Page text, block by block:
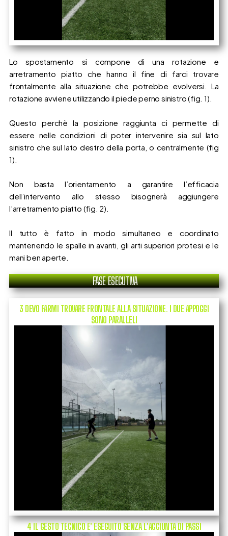
Lo spostamento si compone di una rotazione e
arretramento piatto che hanno il fine di farci trovare
frontalmente alla situazione che potrebbe evolversi. La
rotazione avviene utilizzando il piede perno sinistro (fig. 1).
Questo perchè la posizione raggiunta ci permette di
essere nelle condizioni di poter intervenire sia sul lato
sinistro che sul lato destro della porta, o centralmente (fig
1).
Non basta l’orientamento a garantire l’efficacia
dell’intervento allo stesso bisognerà aggiungere
l’arretramento piatto (fig. 2).
Il tutto è fatto in modo simultaneo e coordinato
mantenendo le spalle in avanti, gli arti superiori protesi e le
mani ben aperte.
FASE ESECUTIVA
3 DEVO FARMI TROVARE FRONTALE ALLA SITUAZIONE. I DUE APPOGGI
SONO PARALLELI
4 IL GESTO TECNICO E' ESEGUITO SENZA L'AGGIUNTA DI PASSI